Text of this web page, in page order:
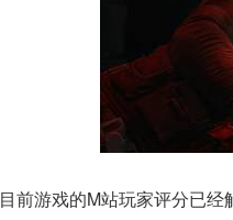
目前游戏的M站玩家评分已